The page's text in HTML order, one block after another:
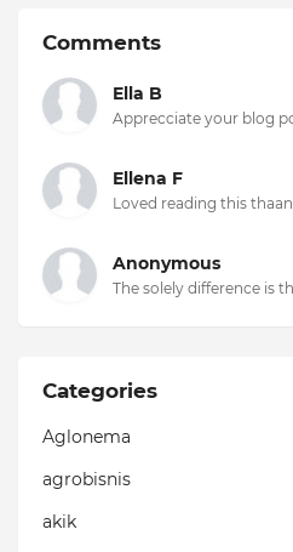
Comments
Ella B
Apprecciate your blog
Ellena F
Loved reading this
Anonymous
The solely difference is
Categories
Aglonema
agrobisnis
akik